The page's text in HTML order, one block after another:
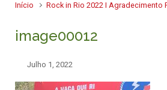
Início Rock in Rio 2022 I Agradecimento
image00012
Julho 1, 2022